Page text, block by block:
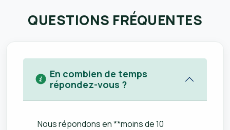
QUESTIONS FRÉQUENTES
En combien de temps
répondez-vous ?
Nous répondons en **moins de 10